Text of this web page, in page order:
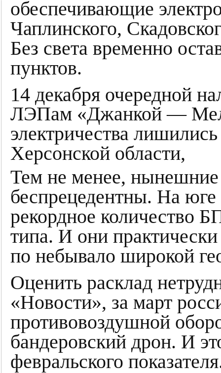
обеспечивающие
Чаплинского,
Без света временно
пунктов.
14 декабря очередной
ЛЭПам «Джанкой —
электричества
Херсонской области,
Тем не менее, нынешние
беспрецедентны. На
рекордное количество
типа. И они
по небывало широкой
Оценить расклад
«Новости», за март
противовоздушной
бандеровский дрон. И
февральского